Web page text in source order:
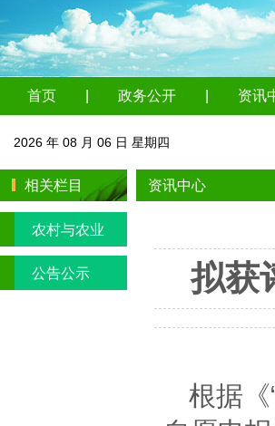
首页 政务公开 资讯
2026 年 08 月 06 日 星期四
相关栏目
农村与农业
公告公示
资讯中心
拟获
根据